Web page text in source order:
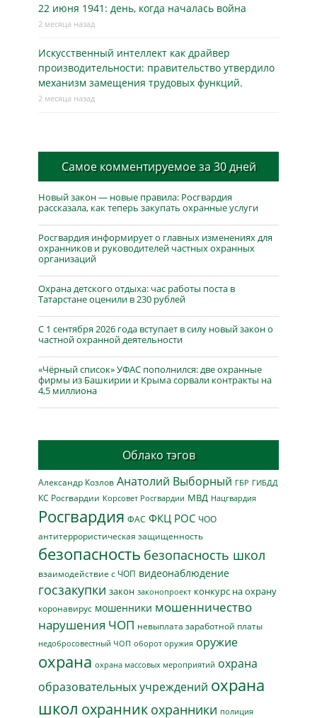
22 июня 1941: день, когда началась война
2 месяца назад
Искусственный интеллект как драйвер
производительности: правительство утвердило
механизм замещения трудовых функций.
2 месяца назад
Самое комментируемое за 30 дней
Новый закон — новые правила: Росгвардия
рассказала, как теперь закупать охранные услуги
Росгвардия информирует о главных изменениях для
охранников и руководителей частных охранных
организаций
Охрана детского отдыха: час работы поста в
Татарстане оценили в 230 рублей
С 1 сентября 2026 года вступает в силу новый закон о
частной охранной деятельности
«Чёрный список» УФАС пополнился: две охранные
фирмы из Башкирии и Крыма сорвали контракты на
4,5 миллиона
Облако тэгов
Александр Козлов Анатолий Выборный ГБР ГИБДД
КС Росгвардии Корсовет Росгвардии МВД Нацгвардия
Росгвардия ФАС ФКЦ РОС ЧОО
антитеррористическая защищенность
безопасность безопасность школ
взаимодействие с ЧОП видеонаблюдение
госзакупки закон законопроект конкурс на охрану
коронавирус мошенники мошенничество
нарушения ЧОП невыплата заработной платы
недобросовестный ЧОП оборот оружия оружие
охрана охрана массовых мероприятий охрана
образовательных учреждений охрана
школ охранник охранники полиция